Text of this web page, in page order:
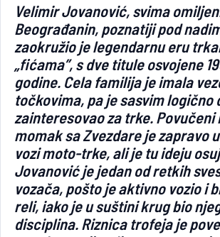
Velimir Jovanović, svima
Beograđanin, poznatiji pod
zaokružio je legendarnu eru
„fićama”, s dve titule osvojene
godine. Cela familija je imala
točkovima, pa je sasvim logično
zainteresovao za trke.
momak sa Zvezdare je zapravo
vozi moto-trke, ali je tu ideju
Jovanović je jedan od retkih
vozača, pošto je aktivno vozio i
reli, iako je u suštini krug bio
disciplina. Riznica trofeja je